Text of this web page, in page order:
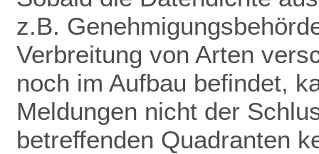
z.B.
Verbreitung von Arten
noch im Aufbau befindet,
Meldungen nicht der
betreffenden Quadranten